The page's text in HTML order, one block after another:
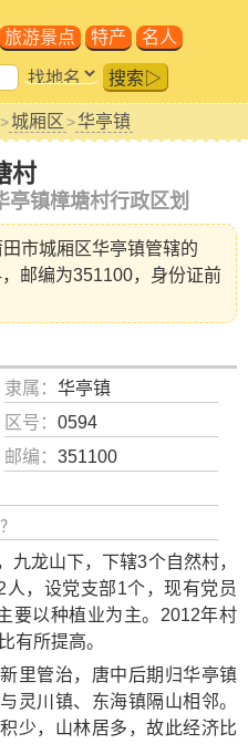
旅游景点 特产 名人
搜索▷
>城厢区 >华亭镇
村
镇樟塘村行政区划
田市城厢区华亭镇管辖的
邮编为351100，身份证前
隶属：华亭镇
区号：0594
邮编：351100
龙山下，下辖3个自然村，
，设党支部1个，现有党员
要以种植业为主。2012年村
有所提高。
管治，唐中后期归华亭镇
灵川镇、东海镇隔山相邻。
少，山林居多，故此经济比